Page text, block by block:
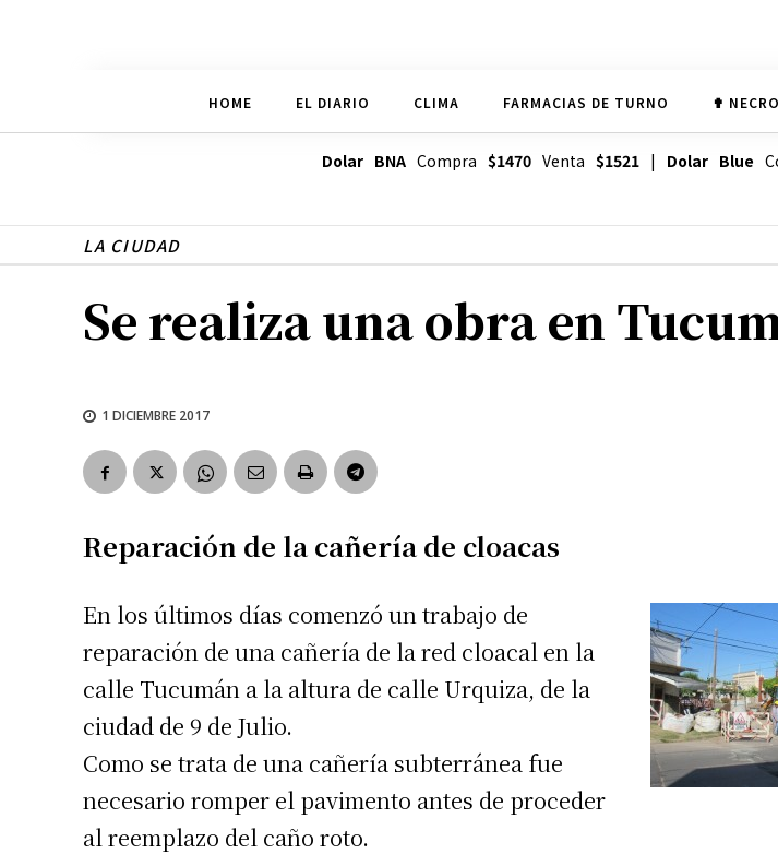
HOME EL DIARIO CLIMA FARMACIAS DE TURNO ✟
Dolar BNACompra $1470Venta $1521| Dolar Blue
LA CIUDAD
Se realiza una obra en
1 DICIEMBRE 2017
Reparación de la cañería de cloacas
En los últimos días comenzó un trabajo de
reparación de una cañería de la red cloacal en la
calle Tucumán a la altura de calle Urquiza, de la
ciudad de 9 de Julio.
Como se trata de una cañería subterránea fue
necesario romper el pavimento antes de proceder
al reemplazo del caño roto.